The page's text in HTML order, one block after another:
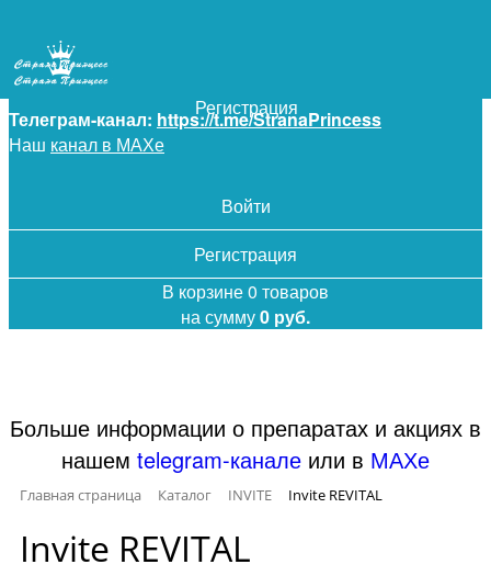
+7 (925) 5-619-619
Телеграм-канал: https://t.me/StranaPrincess
Наш канал в МАХе
Войти
Регистрация
В корзине 0 товаров
на сумму0 руб.
Больше информации о препаратах и акциях в
нашем telegram-канале или в МАХе
Главная страница Каталог INVITE Invite REVITAL
Invite REVITAL
Регистрация